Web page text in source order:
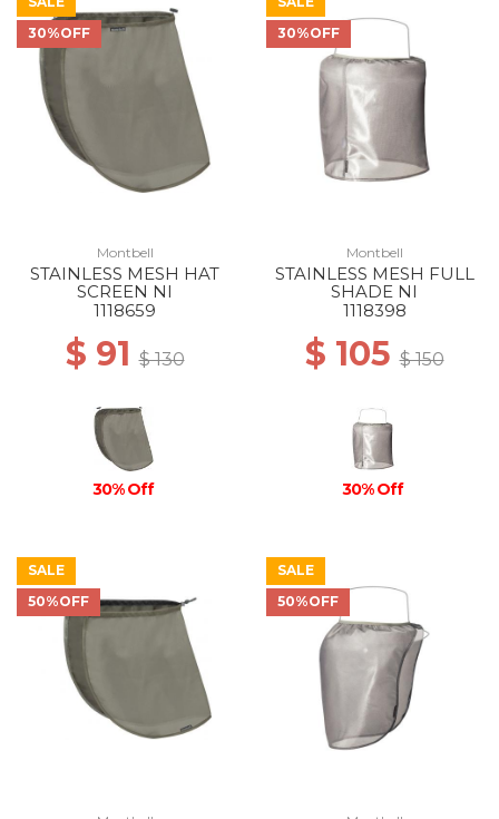
30%OFF
Montbell
STAINLESS MESH HAT
SCREEN NI
1118659
$ 91$ 130
30% Off
30%OFF
Montbell
STAINLESS MESH FULL
SHADE NI
1118398
$ 105$ 150
30% Off
SALE
50%OFF
SALE
50%OFF